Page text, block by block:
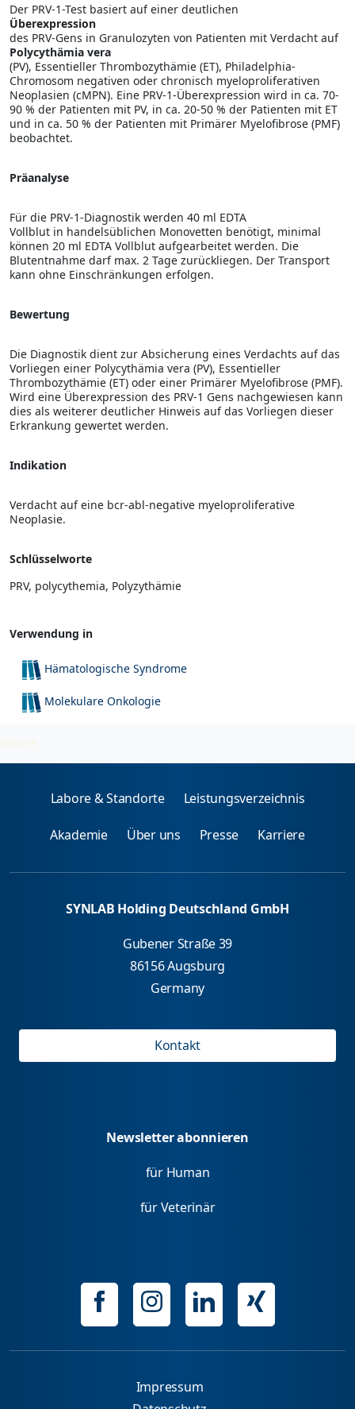
Der PRV-1-Test basiert auf einer deutlichen
Überexpression
des PRV-Gens in Granulozyten von Patienten mit Verdacht auf
Polycythämia vera
(PV), Essentieller Thrombozythämie (ET), Philadelphia-
Chromosom negativen oder chronisch myeloproliferativen
Neoplasien (cMPN). Eine PRV-1-Überexpression wird in ca. 70-
90 % der Patienten mit PV, in ca. 20-50 % der Patienten mit ET
und in ca. 50 % der Patienten mit Primärer Myelofibrose (PMF)
beobachtet.
Präanalyse
Für die PRV-1-Diagnostik werden 40 ml EDTA
Vollblut in handelsüblichen Monovetten benötigt, minimal
können 20 ml EDTA Vollblut aufgearbeitet werden. Die
Blutentnahme darf max. 2 Tage zurückliegen. Der Transport
kann ohne Einschränkungen erfolgen.
Bewertung
Die Diagnostik dient zur Absicherung eines Verdachts auf das
Vorliegen einer Polycythämia vera (PV), Essentieller
Thrombozythämie (ET) oder einer Primärer Myelofibrose (PMF).
Wird eine Überexpression des PRV-1 Gens nachgewiesen kann
dies als weiterer deutlicher Hinweis auf das Vorliegen dieser
Erkrankung gewertet werden.
Indikation
Verdacht auf eine bcr-abl-negative myeloproliferative
Neoplasie.
Schlüsselworte
PRV, polycythemia, Polyzythämie
Verwendung in
Hämatologische Syndrome
Molekulare Onkologie
2026-08-06
Labore & Standorte Leistungsverzeichnis
Akademie Über uns Presse Karriere
SYNLAB Holding Deutschland GmbH
Gubener Straße 39
86156 Augsburg
Germany
Kontakt
Newsletter abonnieren
für Human
für Veterinär
Impressum